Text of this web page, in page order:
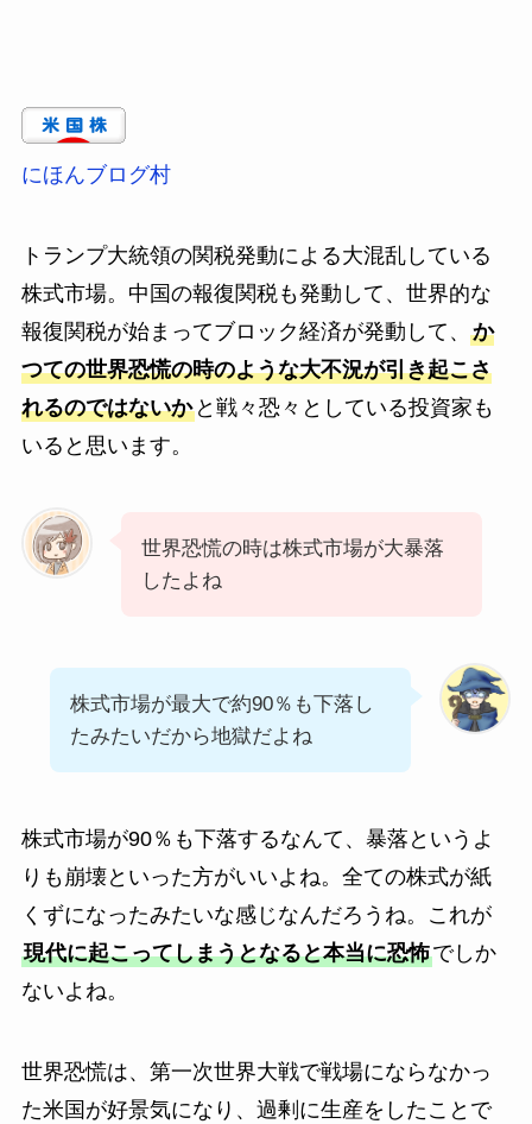
にほんブログ村
トランプ大統領の関税発動による大混乱している
株式市場。中国の報復関税も発動して、世界的な
報復関税が始まってブロック経済が発動して、 か
つての世界恐慌の時のような大不況が引き起こさ
れるのではないかと戦々恐々としている投資家も
いると思います。
世界恐慌の時は株式市場が大暴落
したよね
株式市場が最大で約90％も下落し
たみたいだから地獄だよね
株式市場が90％も下落するなんて、暴落というよ
りも崩壊といった方がいいよね。全ての株式が紙
くずになったみたいな感じなんだろうね。これが
現代に起こってしまうとなると本当に恐怖でしか
ないよね。
世界恐慌は、第一次世界大戦で戦場にならなかっ
た米国が好景気になり、過剰に生産をしたことで